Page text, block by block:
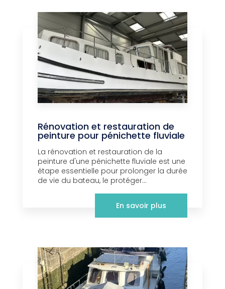
Rénovation et restauration de
peinture pour pénichette fluviale
La rénovation et restauration de la
peinture d'une pénichette fluviale est une
étape essentielle pour prolonger la durée
de vie du bateau, le protéger...
En savoir plus